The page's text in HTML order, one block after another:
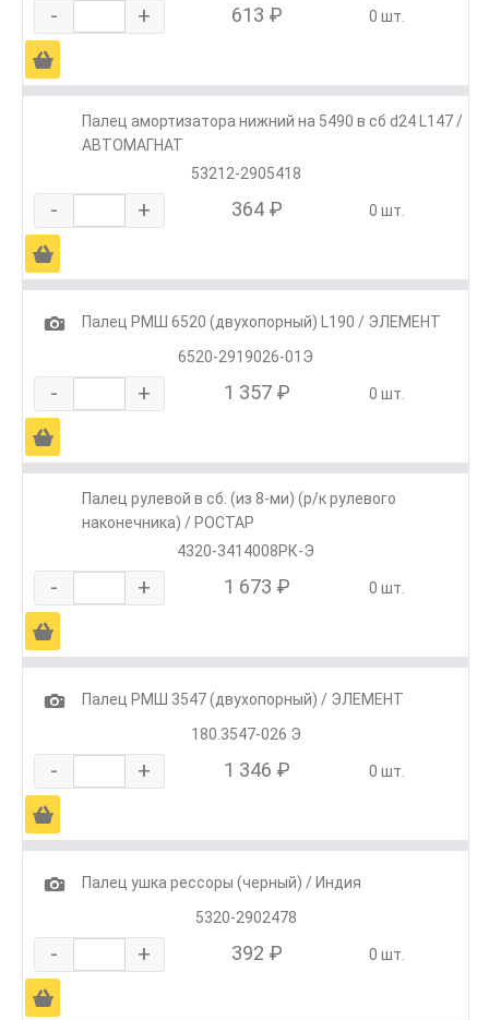
- + 613 ₽ 0 шт.
Ä
Палец амортизатора нижний на 5490 в сб d24 L147 /
АВТОМАГНАТ
53212-2905418
- + 364 ₽ 0 шт.
Ä
1
Палец РМШ 6520 (двухопорный) L190 / ЭЛЕМЕНТ
6520-2919026-01Э
- + 1 357 ₽ 0 шт.
Ä
Палец рулевой в сб. (из 8-ми) (р/к рулевого
наконечника) / РОСТАР
4320-3414008РК-Э
- + 1 673 ₽ 0 шт.
Ä
1
Палец РМШ 3547 (двухопорный) / ЭЛЕМЕНТ
180.3547-026 Э
- + 1 346 ₽ 0 шт.
Ä
1
Палец ушка рессоры (черный) / Индия
5320-2902478
- + 392 ₽ 0 шт.
Ä